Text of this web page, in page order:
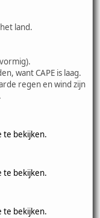
land.
want CAPE is laag.
regen en wind zijn
te bekijken.
te bekijken.
te bekijken.